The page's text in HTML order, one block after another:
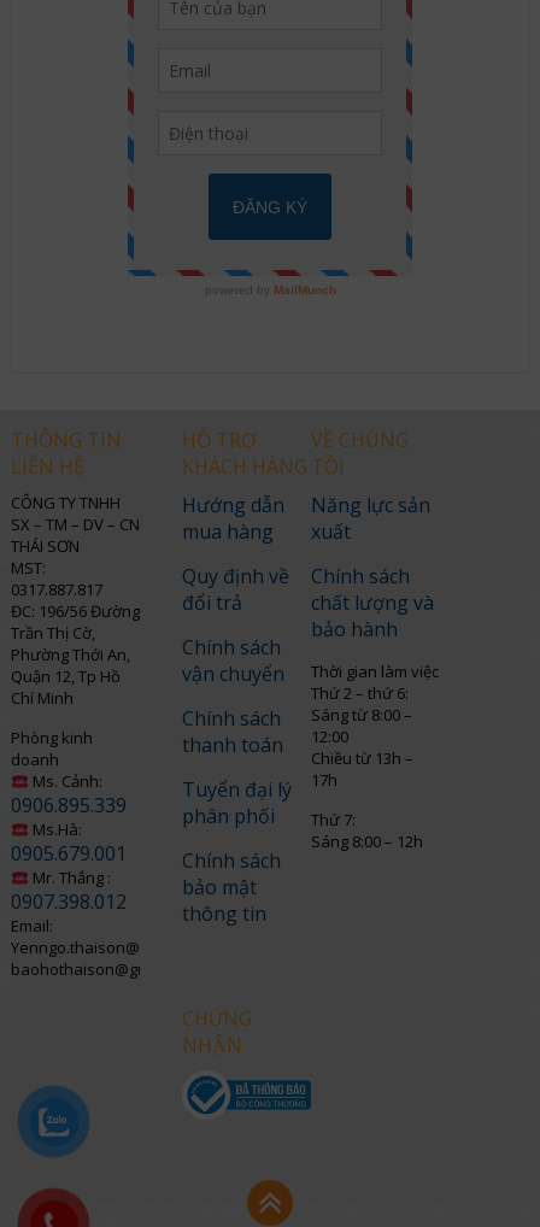
THÔNG TIN
LIÊN HỆ
CÔNG TY TNHH
SX – TM – DV – CN
THÁI SƠN
MST:
0317.887.817
ĐC: 196/56 Đường
Trần Thị Cờ,
Phường Thới An,
Quận 12, Tp Hồ
Chí Minh
Phòng kinh
doanh
Ms. Cảnh:
0906.895.339
Ms.Hà:
0905.679.001
Mr. Thắng :
0907.398.012
Email:
Yenngo.thaison@gmail.com
baohothaison@gmail.com
HỖ TRỢ
KHÁCH HÀNG
Hướng dẫn
mua hàng
Quy định về
đổi trả
Chính sách
vận chuyển
Chính sách
thanh toán
Tuyển đại lý
phân phối
Chính sách
bảo mật
thông tin
CHỨNG
NHẬN
VỀ CHÚNG
TÔI
Năng lực sản
xuất
Chính sách
chất lượng và
bảo hành
Thời gian làm việc
Thứ 2 – thứ 6:
Sáng từ 8:00 –
12:00
Chiều từ 13h –
17h
Thứ 7:
Sáng 8:00 – 12h